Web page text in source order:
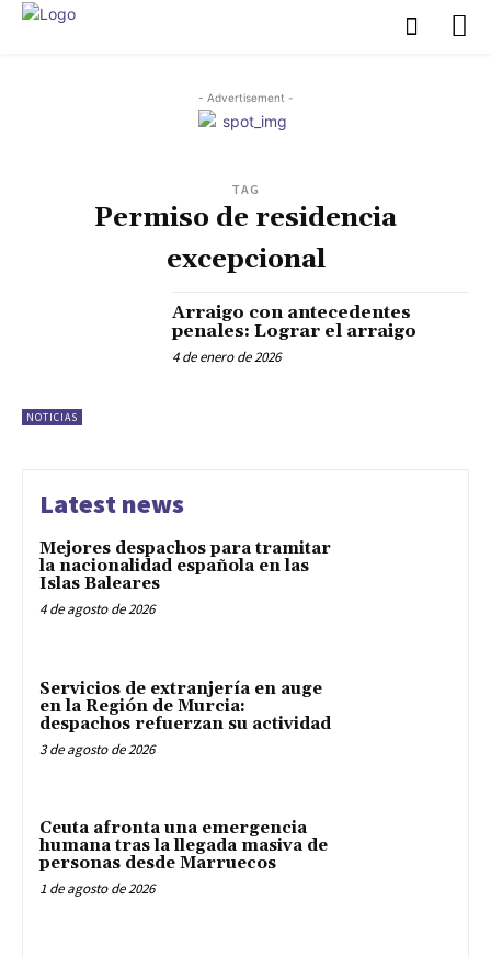
- Advertisement -
TAG
Permiso de residencia
excepcional
NOTICIAS
Arraigo con antecedentes
penales: Lograr el arraigo
4 de enero de 2026
Latest news
Mejores despachos para tramitar
la nacionalidad española en las
Islas Baleares
4 de agosto de 2026
Servicios de extranjería en auge
en la Región de Murcia:
despachos refuerzan su actividad
3 de agosto de 2026
Ceuta afronta una emergencia
humana tras la llegada masiva de
personas desde Marruecos
1 de agosto de 2026